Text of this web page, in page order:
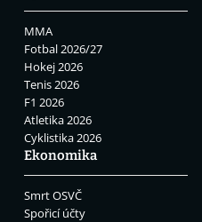
MMA
Fotbal 2026/27
Hokej 2026
Tenis 2026
F1 2026
Atletika 2026
Cyklistika 2026
Ekonomika
Smrt OSVČ
Spořicí účty